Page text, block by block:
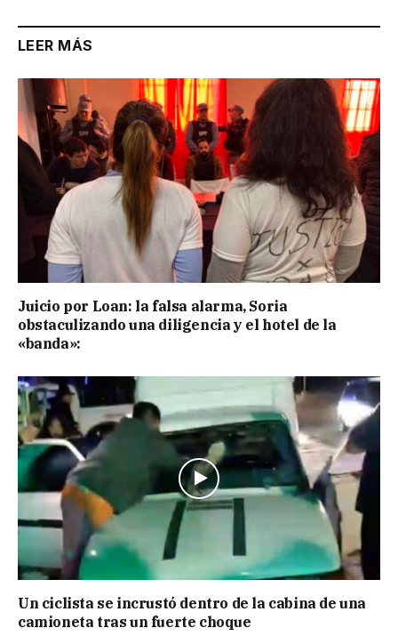
LEER MÁS
Juicio por Loan: la falsa alarma, Soria
obstaculizando una diligencia y el hotel de la
«banda»:
Un ciclista se incrustó dentro de la cabina de una
camioneta tras un fuerte choque